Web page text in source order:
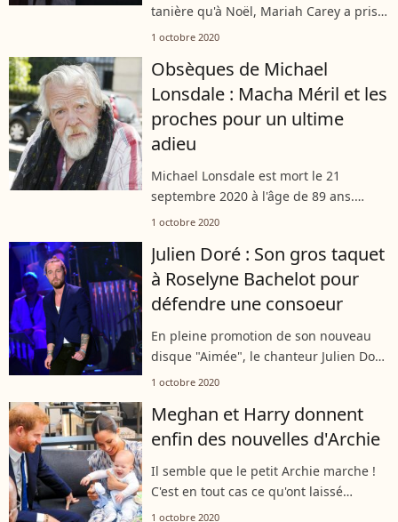
tanière qu'à Noël, Mariah Carey a pris
un peu d'avance cette année. Elle
laquelle elle dévoile coulisses et
anecdotes...
1 octobre 2020
Obsèques de Michael
Lonsdale : Macha Méril et les
proches pour un ultime
adieu
Michael Lonsdale est mort le 21
septembre 2020 à l'âge de 89 ans.
Comme ses proches l'avaient promis,
célébrée en l'église Saint-Roch le 1er
octobre...
1 octobre 2020
Julien Doré : Son gros taquet
à Roselyne Bachelot pour
défendre une consoeur
En pleine promotion de son nouveau
disque "Aimée", le chanteur Julien Doré
a fait une halte sur le plateau de "C à
notamment été l'occasion de...
1 octobre 2020
Meghan et Harry donnent
enfin des nouvelles d'Archie
Il semble que le petit Archie marche !
C'est en tout cas ce qu'ont laissé
entendre ses célèbres parents,
1 octobre 2020